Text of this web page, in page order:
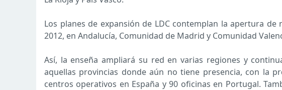
Los planes de expansión de LDC contemplan la apertura
2012, en Andalucía, Comunidad de Madrid y Comunidad
Así, la enseña ampliará su red en varias regiones y
aquellas provincias donde aún no tiene presencia, con la
centros operativos en España y 90 oficinas en Portugal.